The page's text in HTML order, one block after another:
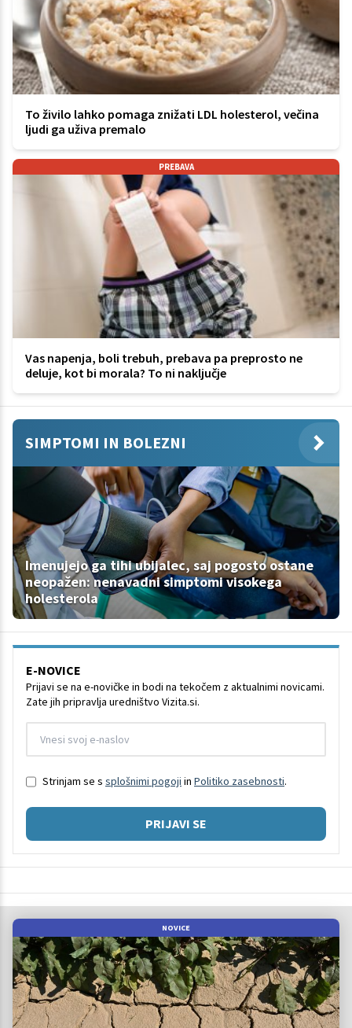
To živilo lahko pomaga znižati LDL holesterol, večina
ljudi ga uživa premalo
PREBAVA
Vas napenja, boli trebuh, prebava pa preprosto ne
deluje, kot bi morala? To ni naključje
SIMPTOMI IN BOLEZNI
Imenujejo ga tihi ubijalec, saj pogosto ostane
neopažen: nenavadni simptomi visokega
holesterola
E-NOVICE
Prijavi se na e-novičke in bodi na tekočem z aktualnimi novicami.
Zate jih pripravlja uredništvo Vizita.si.
Strinjam se s splošnimi pogoji in Politiko zasebnosti.
PRIJAVI SE
NOVICE